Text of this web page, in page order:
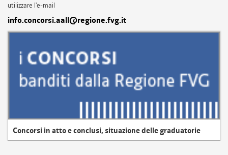
utilizzare l'e-mail
info.concorsi.aall@regione.fvg.it
Concorsi in atto e conclusi, situazione delle graduatorie